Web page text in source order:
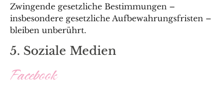
Zwingende gesetzliche Bestimmungen –
insbesondere gesetzliche Aufbewahrungsfristen –
bleiben unberührt.
5. Soziale Medien
Facebook